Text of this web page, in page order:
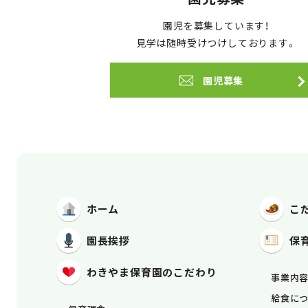
園児を募集しています！
見学は随時受けつけしております。
園児募集
ホーム
園長挨拶
わきやま保育園のこだわり
こ
保
事業内
給食に